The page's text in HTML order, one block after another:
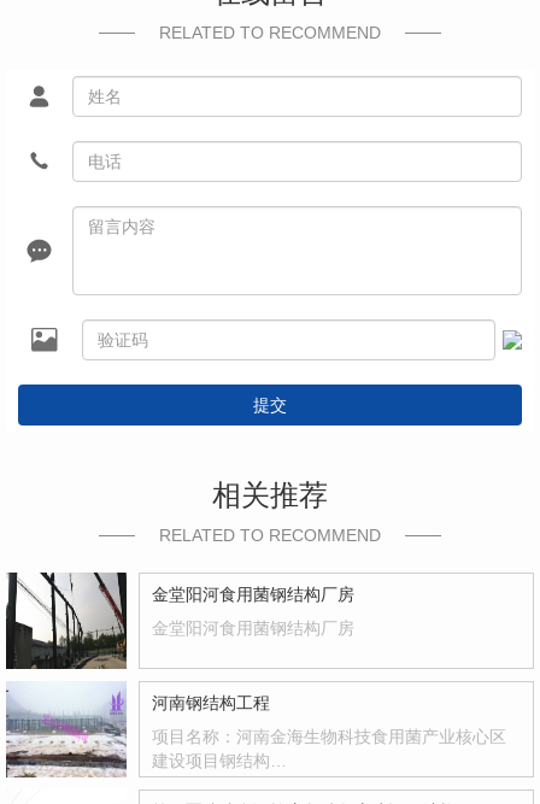
RELATED TO RECOMMEND
提交
相关推荐
RELATED TO RECOMMEND
金堂阳河食用菌钢结构厂房
金堂阳河食用菌钢结构厂房
河南钢结构工程
项目名称：河南金海生物科技食用菌产业核心区
建设项目钢结构…